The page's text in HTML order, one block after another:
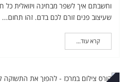
וחשבתם איך לשפר מבחינה ויזואלית כל
שעיצוב פנים זורם לכם בדם. זהו תחום...
קרא עוד...